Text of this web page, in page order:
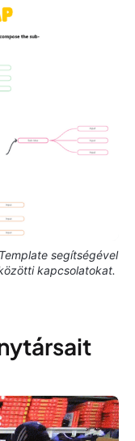
segítségével
kapcsolatokat.